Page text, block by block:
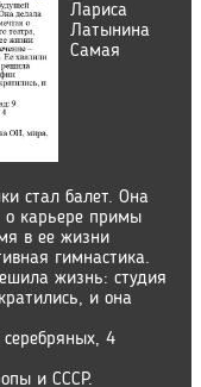
Лариса
Латынина
Самая
стал балет. Она
о карьере примы
в ее жизни
гимнастика.
жизнь: студия
и она
4
и СССР.